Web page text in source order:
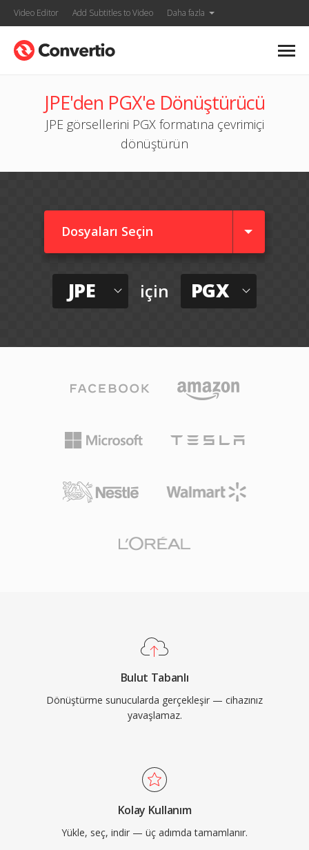
Video Editor Add Subtitles to Video Daha fazla
JPE'den PGX'e Dönüştürücü
JPE görsellerini PGX formatına çevrimiçi
dönüştürün
Dosyaları Seçin
JPE için PGX
Bulut Tabanlı
Dönüştürme sunucularda gerçekleşir — cihazınız
yavaşlamaz.
Kolay Kullanım
Yükle, seç, indir — üç adımda tamamlanır.